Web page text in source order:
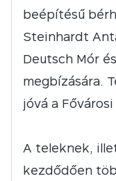
beépítésű
Steinhardt
Deutsch Mór
megbízására.
jóvá a
A teleknek,
kezdődően